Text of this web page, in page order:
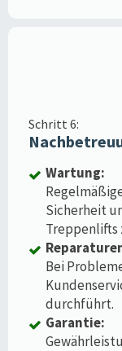
Schritt 6:
Wartung:
Sicherheit
Treppenlifts
Bei
durchführt.
Garantie: